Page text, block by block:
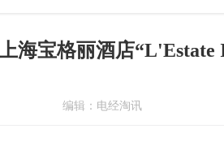
海宝格丽酒店
编辑：电经淘讯